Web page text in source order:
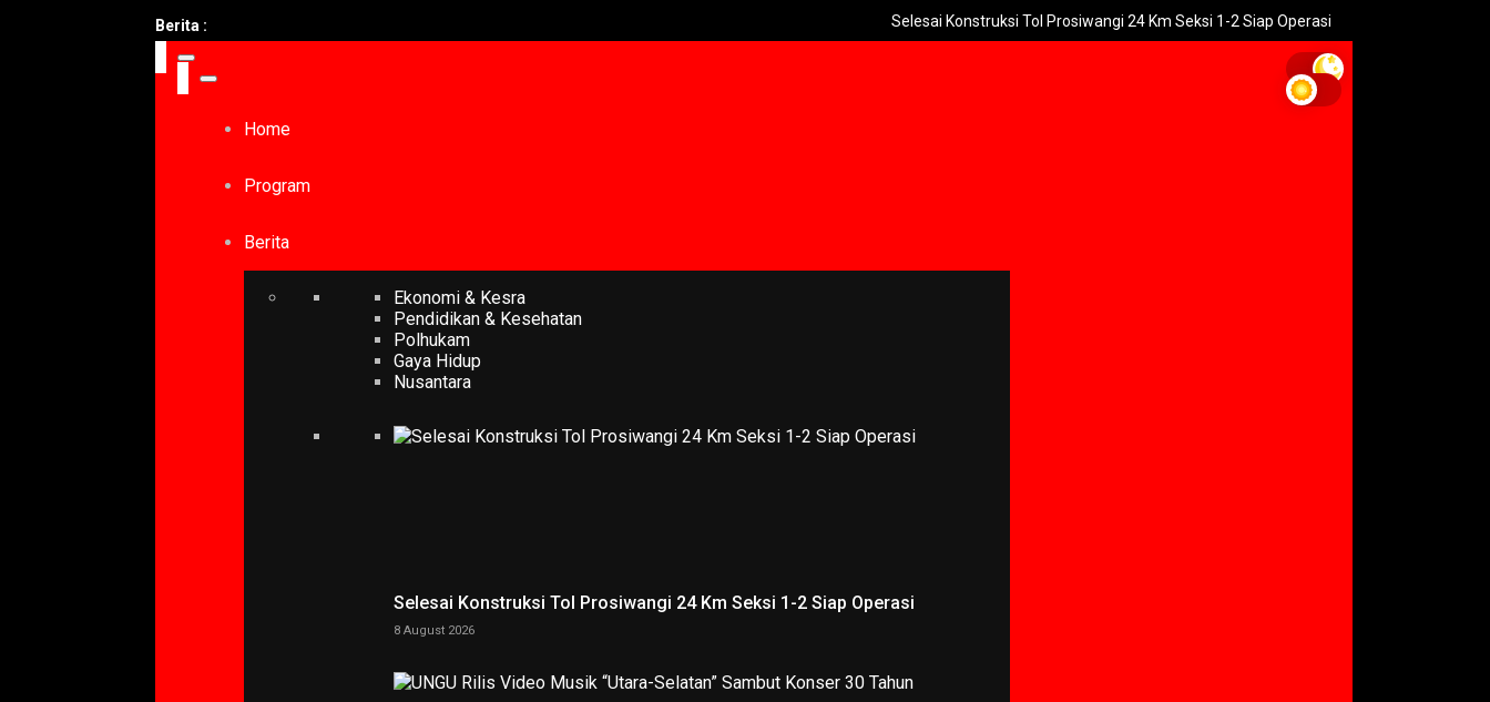
Berita : Selesai Konstruksi Tol Prosiwangi 24 Km Seksi 1-2 Siap Operasi UNGU Rilis Video
Home
Program
Berita
Ekonomi & Kesra
Pendidikan & Kesehatan
Polhukam
Gaya Hidup
Nusantara
Selesai Konstruksi Tol Prosiwangi 24 Km Seksi 1-2 Siap Operasi
8 August 2026